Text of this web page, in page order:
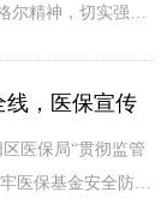
奖活动。医院领导
作者欢聚一堂，共
尔精神，切实强化
处置能力，提升团
下午成功举办危重
大赛，以专业比拼
技能锤炼守护生命
线，医保宣传
家园中西医结
医保局“贯彻监管
医保基金安全防